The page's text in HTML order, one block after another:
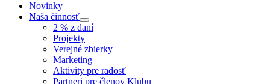
Novinky
Naša činnosť
Submenu
2 % z daní
Projekty
Verejné zbierky
Marketing
Aktivity pre radosť
Partneri pre členov Klubu